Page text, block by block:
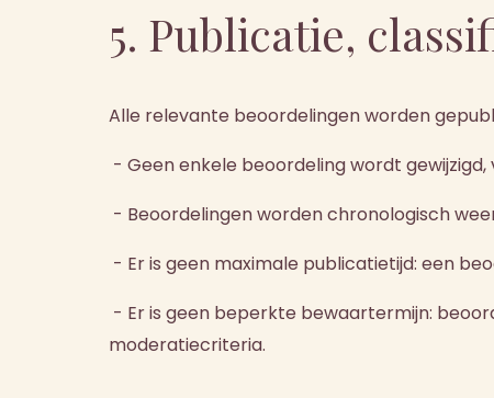
5. Publicatie,
Alle relevante beoordelingen worden
- Geen enkele beoordeling wordt
- Beoordelingen worden chronologisch
- Er is geen maximale publicatietijd: een
- Er is geen beperkte bewaartermijn:
moderatiecriteria.